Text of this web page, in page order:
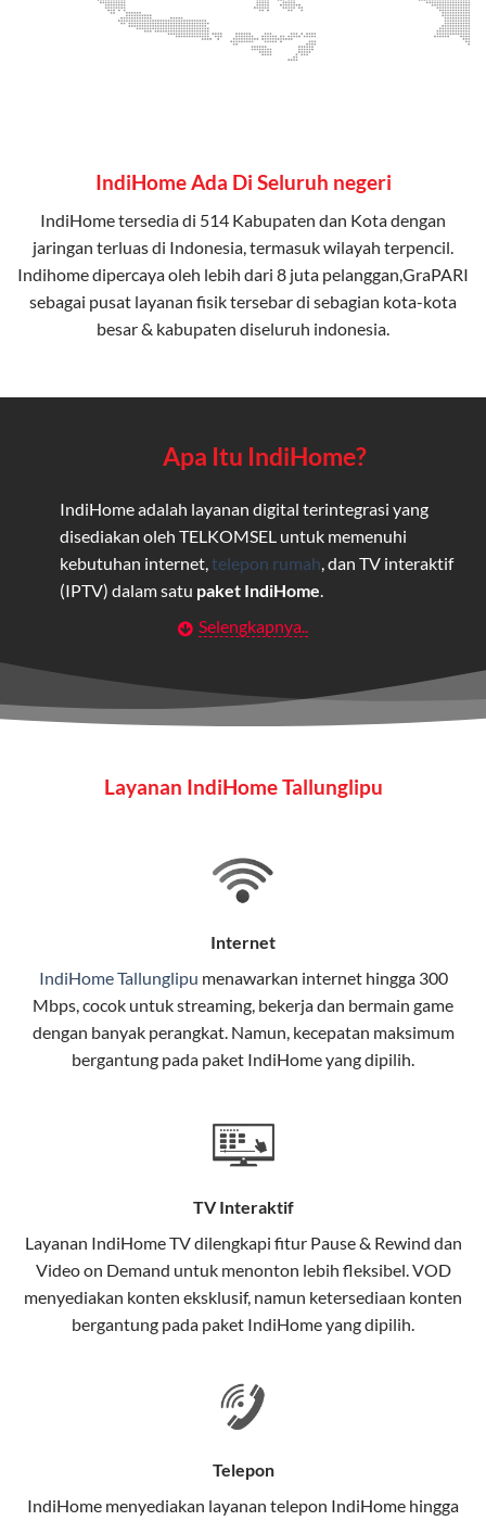
IndiHome Ada Di Seluruh negeri
IndiHome tersedia di 514 Kabupaten dan Kota dengan
jaringan terluas di Indonesia, termasuk wilayah terpencil.
Indihome dipercaya oleh lebih dari 8 juta pelanggan,GraPARI
sebagai pusat layanan fisik tersebar di sebagian kota-kota
besar & kabupaten diseluruh indonesia.
Apa Itu IndiHome?
IndiHome adalah layanan digital terintegrasi yang
disediakan oleh TELKOMSEL untuk memenuhi
kebutuhan internet, telepon rumah , dan TV interaktif
(IPTV) dalam satu paket IndiHome
Layanan Wifi Indihome ini dirancang untuk
maupun individu yang membutuhkan konektivitas dan
hiburan berkualitas tinggi.
pengguna rumah dan bisnis.
stabil, dan memiliki berbagai pilihan paket IndiHome
Selain internet, layanan IndiHome juga mencakup TV
interaktif (IndiHome TV) dan telepon rumah dalam
satu paket.
Teknologi di Balik WiFi IndiHome
Wifi IndiHome menggunakan teknologi Fiber To The
menggunakan kabel serat optik hingga ke rumah
pelanggan. Teknologi ini memiliki beberapa
keunggulan:
Kecepatan Tinggi
dibandingkan kabel tembaga atau DSL.
elektromagnetik, sehingga koneksi tetap lancar.
Selengkapnya..
Layanan IndiHome Tallunglipu
Internet
IndiHome Tallunglipu menawarkan internethingga 300
Mbps, cocok untuk streaming, bekerja dan bermain game
dengan banyak perangkat. Namun, kecepatan maksimum
bergantung pada paket IndiHome yang dipilih.
TV Interaktif
Layanan IndiHome TVdilengkapi fitur Pause & Rewind dan
Video on Demand untuk menonton lebih fleksibel. VOD
menyediakan konten eksklusif, namun ketersediaan konten
bergantung pada paket IndiHome yang dipilih.
Telepon
IndiHome menyediakan layanan telepon IndiHome hingga